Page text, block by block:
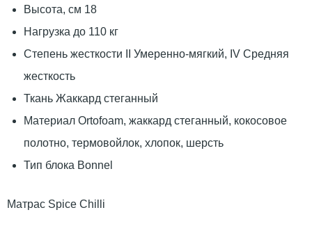
Высота, см 18
Нагрузка до 110 кг
Степень жесткости II Умеренно-мягкий, IV Средняя
жесткость
Ткань Жаккард стеганный
Материал Ortofoam, жаккард стеганный, кокосовое
полотно, термовойлок, хлопок, шерсть
Тип блока Bonnel
Матрас Spice Chilli